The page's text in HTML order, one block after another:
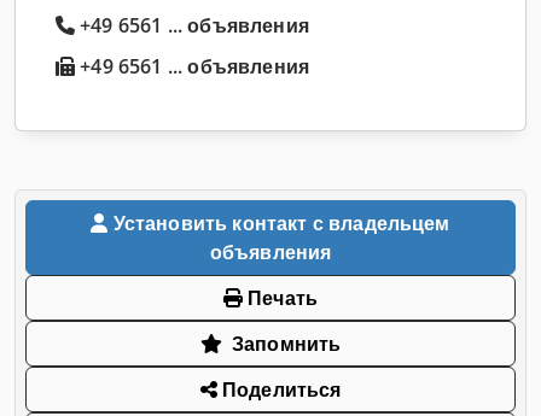
+49 6561 ... объявления
+49 6561 ... объявления
объявления
Печать
Запомнить
Поделиться